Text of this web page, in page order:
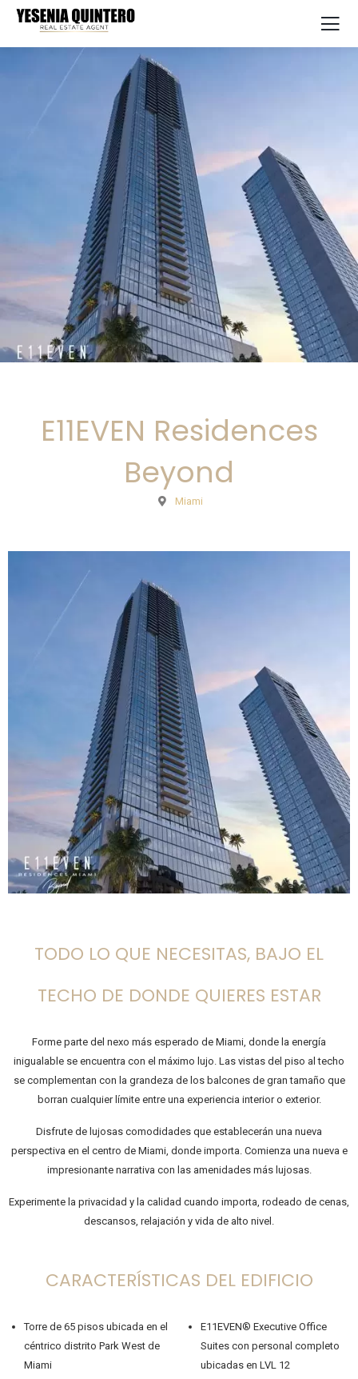
E11EVEN Residences
Beyond
Miami
TODO LO QUE NECESITAS, BAJO EL
TECHO DE DONDE QUIERES ESTAR
Forme parte del nexo más esperado de Miami, donde la energía
inigualable se encuentra con el máximo lujo. Las vistas del piso al techo
se complementan con la grandeza de los balcones de gran tamaño que
borran cualquier límite entre una experiencia interior o exterior.
Disfrute de lujosas comodidades que establecerán una nueva
perspectiva en el centro de Miami, donde importa. Comienza una nueva e
impresionante narrativa con las amenidades más lujosas.
Experimente la privacidad y la calidad cuando importa, rodeado de cenas,
descansos, relajación y vida de alto nivel.
CARACTERÍSTICAS DEL EDIFICIO
Torre de 65 pisos ubicada en el
céntrico distrito Park West de
Miami
E11EVEN® Executive Office
Suites con personal completo
ubicadas en LVL 12